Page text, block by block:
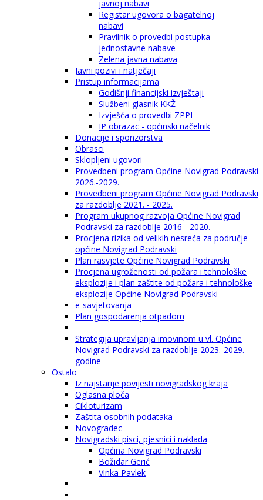
javnoj nabavi
Registar ugovora o bagatelnoj
nabavi
Pravilnik o provedbi postupka
jednostavne nabave
Zelena javna nabava
Javni pozivi i natječaji
Pristup informacijama
Godišnji financijski izvještaji
Službeni glasnik KKŽ
Izvješća o provedbi ZPPI
IP obrazac - općinski načelnik
Donacije i sponzorstva
Obrasci
Sklopljeni ugovori
Provedbeni program Općine Novigrad Podravski
2026.-2029.
Provedbeni program Općine Novigrad Podravski
za razdoblje 2021. - 2025.
Program ukupnog razvoja Općine Novigrad
Podravski za razdoblje 2016 - 2020.
Procjena rizika od velikih nesreća za područje
općine Novigrad Podravski
Plan rasvjete Općine Novigrad Podravski
Procjena ugroženosti od požara i tehnološke
eksplozije i plan zaštite od požara i tehnološke
eksplozije Općine Novigrad Podravski
e-savjetovanja
Plan gospodarenja otpadom
Strategija upravljanja imovinom u vl. Općine
Novigrad Podravski za razdoblje 2023.-2029.
godine
Ostalo
Iz najstarije povijesti novigradskog kraja
Oglasna ploča
Cikloturizam
Zaštita osobnih podataka
Novogradec
Novigradski pisci, pjesnici i naklada
Općina Novigrad Podravski
Božidar Gerić
Vinka Pavlek